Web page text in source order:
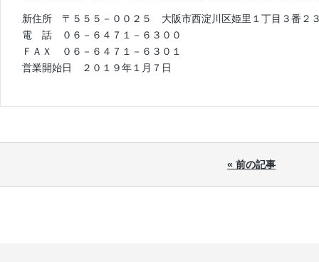
新住所 〒５５５－００２５ 大阪市西淀川区姫里１丁目３番２
電 話 ０６－６４７１－６３００
ＦＡＸ ０６－６４７１－６３０１
営業開始日 ２０１９年１月７日
« 前の記事